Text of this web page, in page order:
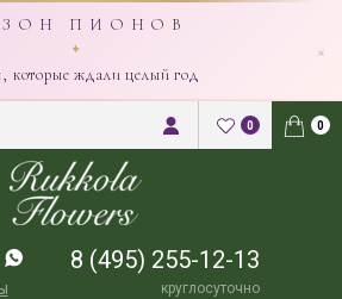
З О Н П И О Н О В
✦
которые ждали целый год
×
0 0
8 (495) 255-12-13
круглосуточно